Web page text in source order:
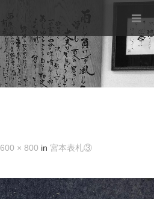
600 × 800 in 宮本表札③